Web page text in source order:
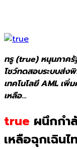
ทรู (true) หนุนภาครั
โชว์ทดสอบระบบส่ง
เทคโนโลยี AML เพิ่
เหลือ…
true ผนึกกำ
เหลือฉุกเฉิน